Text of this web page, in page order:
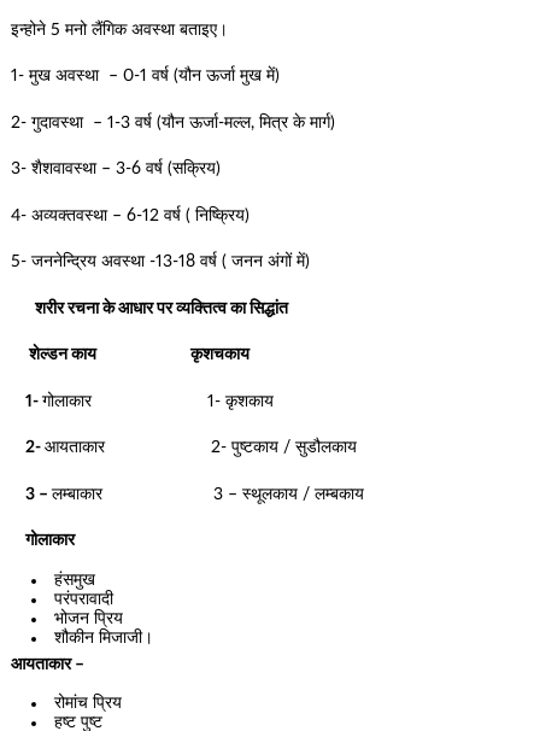
इन्होने 5 मनो लैंगिक अवस्था बताइए।
1- मुख अवस्था – 0-1 वर्ष (यौन ऊर्जा मुख में)
2- गुदावस्था – 1-3 वर्ष (यौन ऊर्जा-मल्ल, मित्र के मार्ग)
3- शैशवावस्था – 3-6 वर्ष (सक्रिय)
4- अव्यक्तवस्था – 6-12 वर्ष ( निष्क्रिय)
5- जननेन्द्रिय अवस्था -13-18 वर्ष ( जनन अंगों में)
शरीर रचना के आधार पर व्यक्तित्व का सिद्धांत
शेल्डन काय कृशचकाय
1- गोलाकार 1- कृशकाय
2- आयताकार 2- पुष्टकाय / सुडौलकाय
3 – लम्बाकार 3 – स्थूलकाय / लम्बकाय
गोलाकार
हंसमुख
परंपरावादी
भोजन प्रिय
शौकीन मिजाजी।
आयताकार –
रोमांच प्रिय
हष्ट पुष्ट